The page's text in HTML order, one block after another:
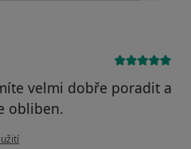
velmi dobře poradit a
obliben.
uživatele vaše pacientka